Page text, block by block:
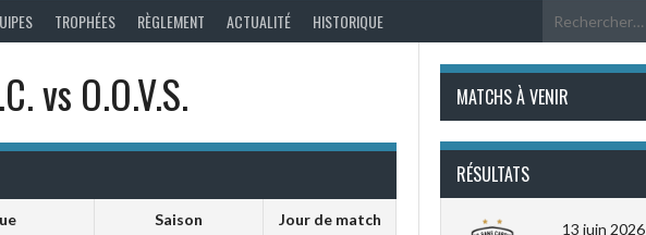
TROPHÉES RÈGLEMENT ACTUALITÉ HISTORIQUE
vs O.O.V.S.
Saison Jour de match
MATCHS À VENIR
RÉSULTATS
13 juin 2026